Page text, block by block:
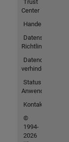
Trust
Center
Handelsmarken
Datenschutz-
Richtlinien
Datendiebstahl
verhindern
Status von
Anwendungen
Kontakt
©
1994-
2026